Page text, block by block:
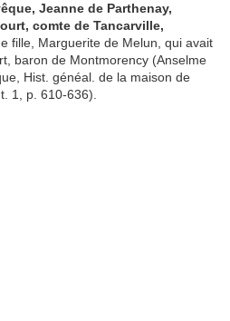
Jeanne de Parthenay,
comte de Tancarville,
fille, Marguerite de Melun, qui avait
baron de Montmorency (Anselme
Hist. généal. de la maison de
1, p. 610-636).